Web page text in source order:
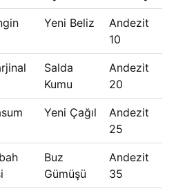
Yeni Beliz
Andezit
10
Salda
Kumu
Andezit
20
Yeni Çağıl
Andezit
25
Buz
Gümüşü
Andezit
35